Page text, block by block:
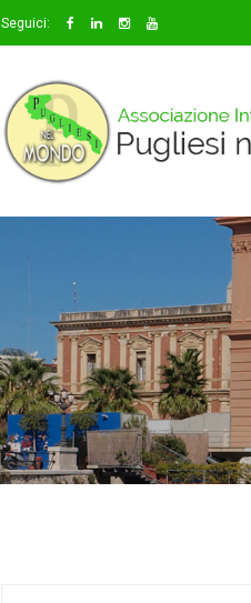
Seguici: